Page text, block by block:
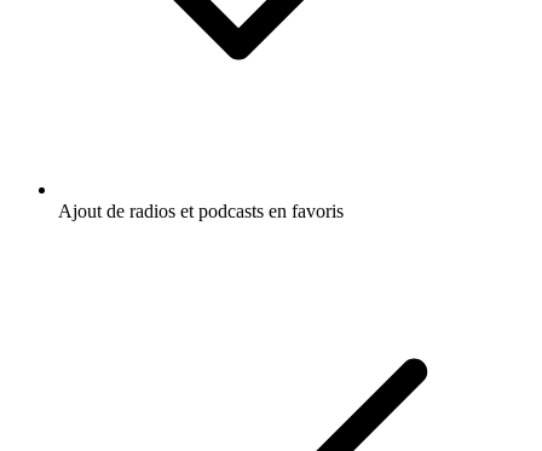
Ajout de radios et podcasts en favoris